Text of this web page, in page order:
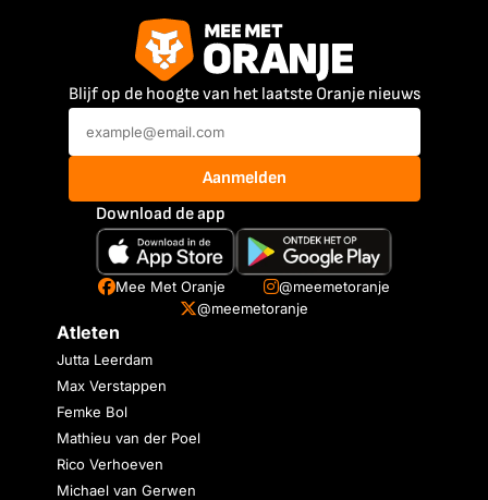
Blijf op de hoogte van het laatste Oranje nieuws
Aanmelden
Download de app
Mee Met Oranje
@meemetoranje
@meemetoranje
Atleten
Jutta Leerdam
Max Verstappen
Femke Bol
Mathieu van der Poel
Rico Verhoeven
Michael van Gerwen